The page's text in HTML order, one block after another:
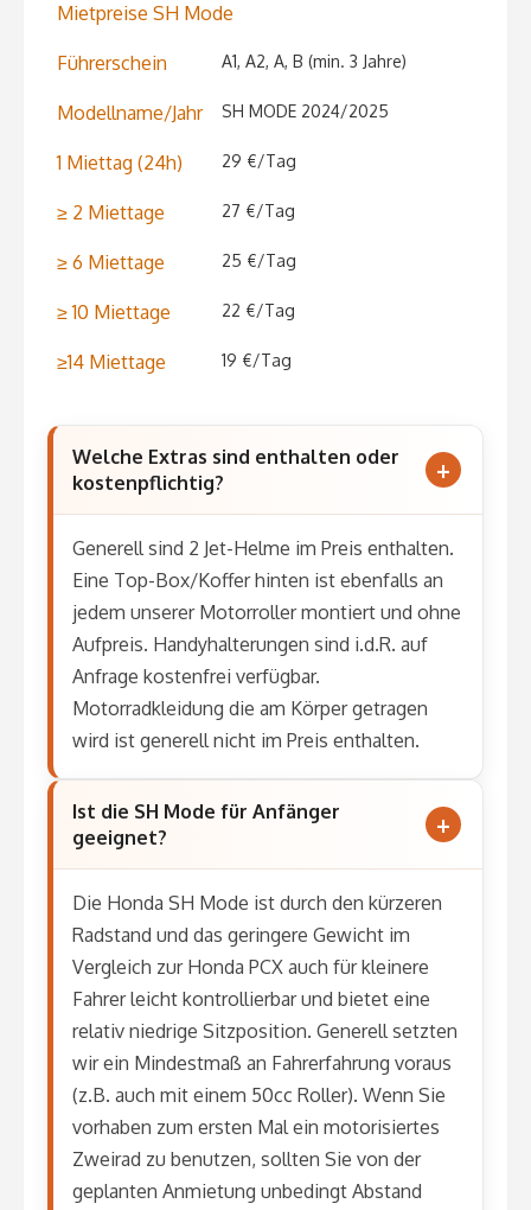
Mietpreise SH Mode
Führerschein A1, A2, A, B (min. 3 Jahre)
Modellname/Jahr SH MODE 2024/2025
1 Miettag (24h) 29 €/Tag
≥ 2 Miettage 27 €/Tag
≥ 6 Miettage 25 €/Tag
≥ 10 Miettage 22 €/Tag
≥14 Miettage 19 €/Tag
Welche Extras sind enthalten oder
kostenpflichtig?
Generell sind 2 Jet-Helme im Preis enthalten.
Eine Top-Box/Koffer hinten ist ebenfalls an
jedem unserer Motorroller montiert und ohne
Aufpreis. Handyhalterungen sind i.d.R. auf
Anfrage kostenfrei verfügbar.
Motorradkleidung die am Körper getragen
wird ist generell nicht im Preis enthalten.
Ist die SH Mode für Anfänger
geeignet?
Die Honda SH Mode ist durch den kürzeren
Radstand und das geringere Gewicht im
Vergleich zur Honda PCX auch für kleinere
Fahrer leicht kontrollierbar und bietet eine
relativ niedrige Sitzposition. Generell setzten
wir ein Mindestmaß an Fahrerfahrung voraus
(z.B. auch mit einem 50cc Roller). Wenn Sie
vorhaben zum ersten Mal ein motorisiertes
Zweirad zu benutzen, sollten Sie von der
geplanten Anmietung unbedingt Abstand